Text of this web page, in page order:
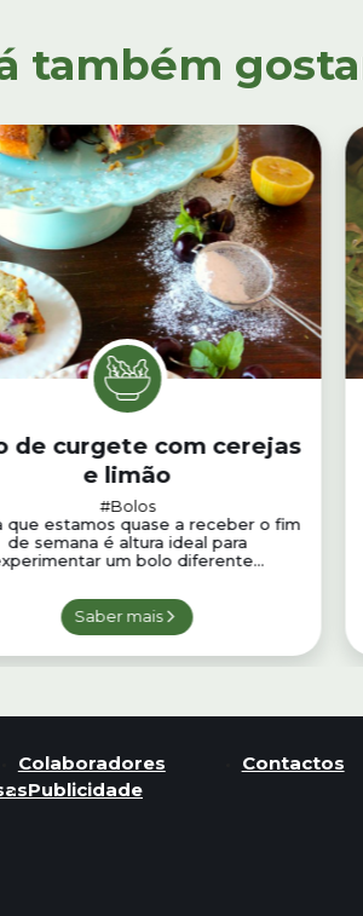
também
de curgete com cerejas
e limão
#Bolos
que estamos quase a receber o fim
de semana é altura ideal para
um bolo diferente...
Saber mais
Colaboradores
Contactos
Publicidade